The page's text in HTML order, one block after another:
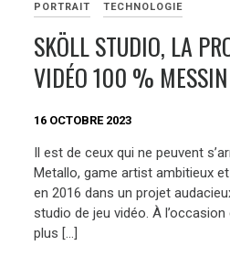
PORTRAIT
TECHNOLOGIE
SKÖLL STUDIO, LA
VIDÉO 100 % MESSIN
16 OCTOBRE 2023
Il est de ceux qui ne peuvent
Metallo, game artist ambitieux
en 2016 dans un projet
studio de jeu vidéo. À
plus […]